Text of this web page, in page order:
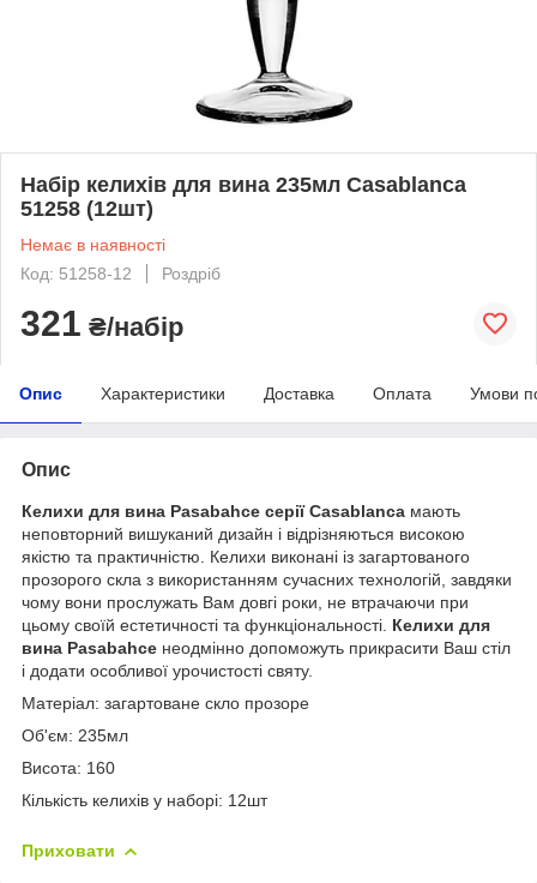
Набір келихів для вина 235мл Casablanca
51258 (12шт)
Немає в наявності
Код: 51258-12
Роздріб
321 ₴/набір
Опис Характеристики Доставка Оплата Умови
Опис
Келихи для вина Pasabahce серії Casablanca мають
неповторний вишуканий дизайн і відрізняються високою
якістю та практичністю. Келихи виконані із загартованого
прозорого скла з використанням сучасних технологій, завдяки
чому вони прослужать Вам довгі роки, не втрачаючи при
цьому своїй естетичності та функціональності. Келихи для
вина Pasabahce неодмінно допоможуть прикрасити Ваш стіл
і додати особливої урочистості святу.
Матеріал: загартоване скло прозоре
Об'єм: 235мл
Висота: 160
Кількість келихів у наборі: 12шт
Приховати